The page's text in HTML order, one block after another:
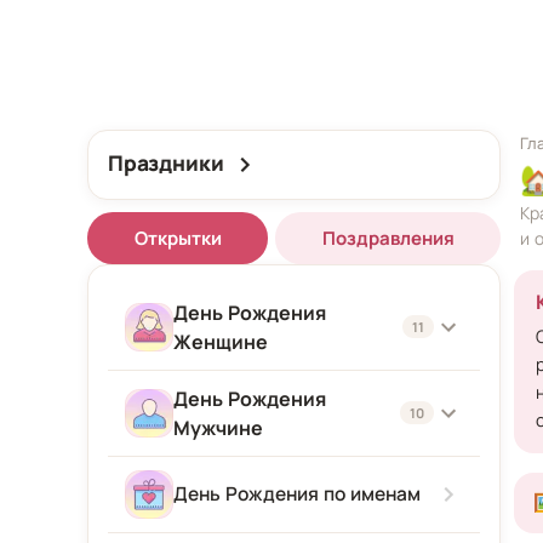
Праздники
Открытки Поздравления
День Рождения
Женщине
11
Женщине
Подруге
Девушке
День Рождения
Мужчине
10
Мужчине
День Рождения по именам
и